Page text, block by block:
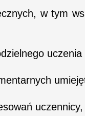
w tym
uczenia
uczennicy,